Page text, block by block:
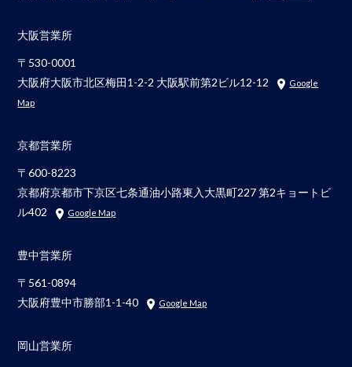
大阪営業所
〒530-0001
大阪府大阪市北区梅田1-2-2 大阪駅前第2ビル12-12
Google
Map
京都営業所
〒600-8223
京都府京都市下京区七条通油小路東入大黒町227 第2キョートビ
ル402
Google Map
豊中営業所
〒561-0894
大阪府豊中市勝部1-1-40
Google Map
岡山営業所